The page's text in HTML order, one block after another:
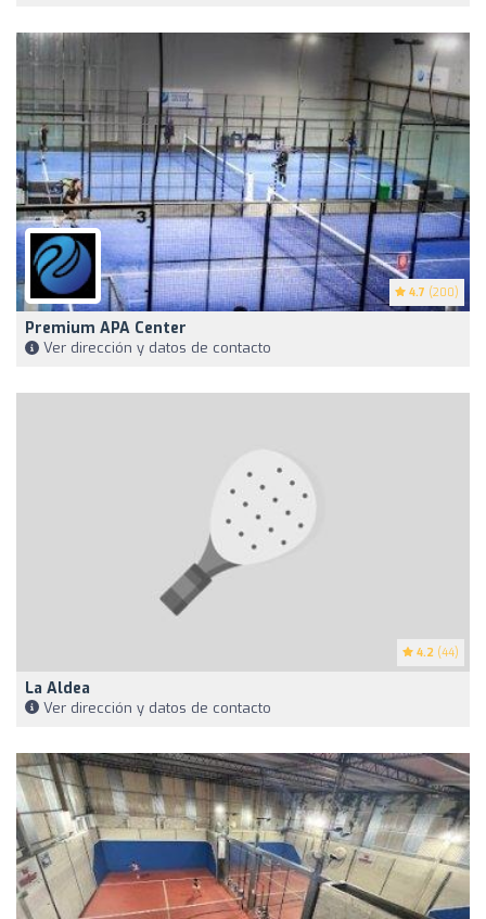
4.7 (200)
Premium APA Center
Ver dirección y datos de contacto
4.2 (44)
La Aldea
Ver dirección y datos de contacto